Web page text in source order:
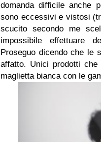
domanda difficile anche
sono eccessivi e vistosi
scucito secondo me
impossibile effettuare
Proseguo dicendo che le
affatto. Unici prodotti
maglietta bianca con le